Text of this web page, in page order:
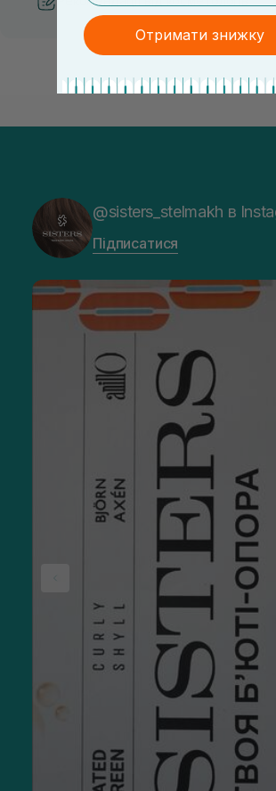
@sisters_stelmakh в
Підписатися
Отримати знижку